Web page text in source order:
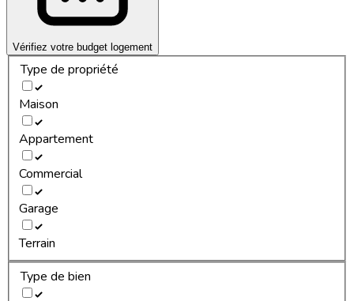
Vérifiez votre budget logement
Type de propriété
Maison
Appartement
Commercial
Garage
Terrain
Type de bien